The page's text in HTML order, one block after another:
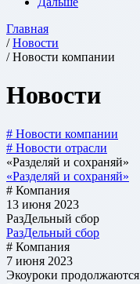
Главная
/Новости
/ Новости компании
Новости
# Новости компании
# Новости отрасли
«Разделяй и сохраняй»
«Разделяй и сохраняй»
# Компания
13 июня 2023
РазДельный сбор
РазДельный сбор
# Компания
7 июня 2023
Экоуроки продолжаются